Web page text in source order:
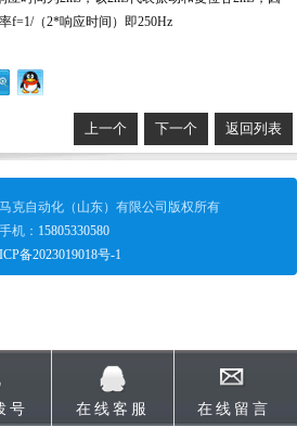
f=1/（2*响应时间）即250Hz
上一个 下一个 返回列表
克自动化（山东）有限公司版权所有
手机： 15805330580
备2023019018号-1
号 在线客服 在线留言